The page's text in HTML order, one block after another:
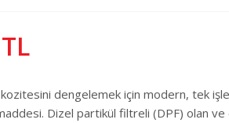
dengelemek için modern, tek
Dizel partikül filtreli (DPF) olan